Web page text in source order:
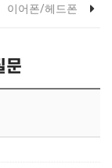
이어폰/헤드폰
문